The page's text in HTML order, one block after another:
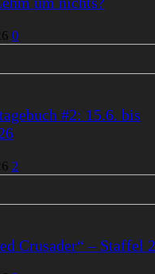
0
#2: 15.6. bis
2
Crusader“ – Staffel 2